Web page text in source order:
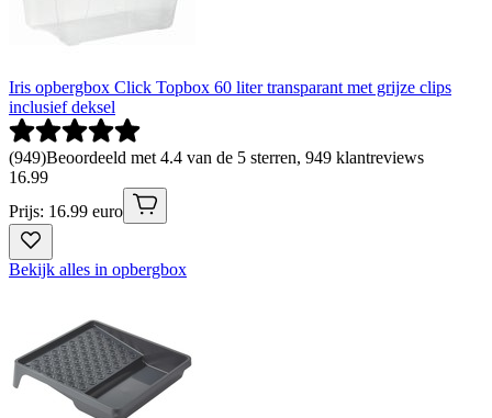
Iris opbergbox Click Topbox 60 liter transparant met grijze clips
inclusief deksel
(949)Beoordeeld met 4.4 van de 5 sterren, 949 klantreviews
16.99
Prijs: 16.99 euro
Bekijk alles in opbergbox